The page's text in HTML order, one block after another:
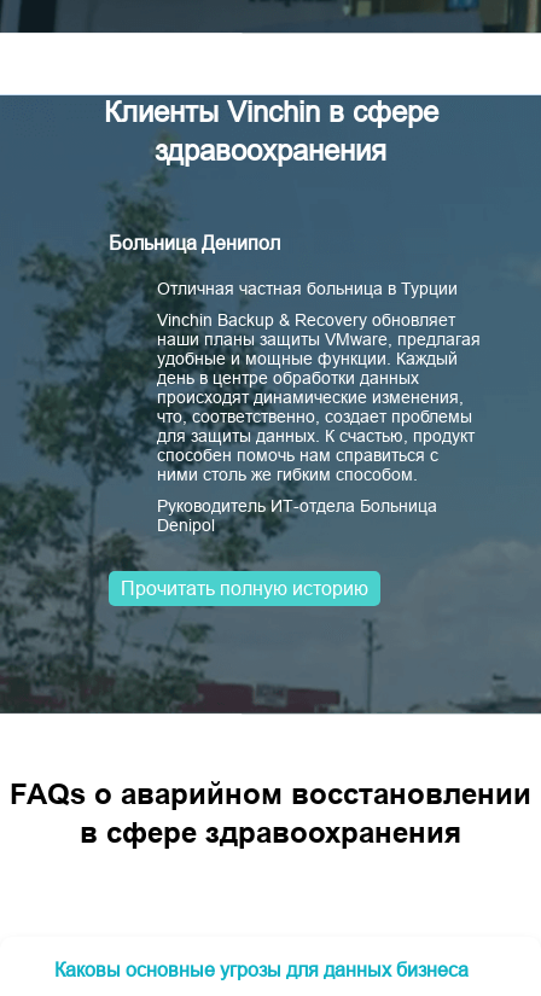
Клиенты Vinchin в сфере
здравоохранения
Больница Денипол
Отличная частная больница в Турции
Vinchin Backup & Recovery обновляет
наши планы защиты VMware, предлагая
удобные и мощные функции. Каждый
день в центре обработки данных
происходят динамические изменения,
что, соответственно, создает проблемы
для защиты данных. К счастью, продукт
способен помочь нам справиться с
ними столь же гибким способом.
Руководитель ИТ-отдела Больница
Denipol
Прочитать полную историю
FAQs о аварийном восстановлении
в сфере здравоохранения
Каковы основные угрозы для данных бизнеса